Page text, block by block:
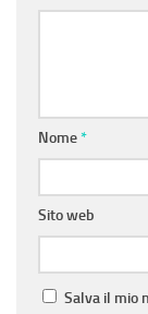
Nome*
Sito web
Salva il mio